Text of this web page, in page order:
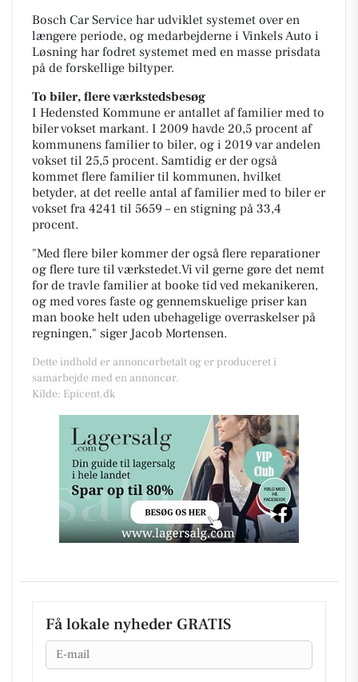
Bosch Car Service har udviklet systemet over en
længere periode, og medarbejderne i Vinkels Auto i
Løsning har fodret systemet med en masse prisdata
på de forskellige biltyper.
To biler, flere værkstedsbesøg
I Hedensted Kommune er antallet af familier med to
biler vokset markant. I 2009 havde 20,5 procent af
kommunens familier to biler, og i 2019 var andelen
vokset til 25,5 procent. Samtidig er der også
kommet flere familier til kommunen, hvilket
betyder, at det reelle antal af familier med to biler er
vokset fra 4241 til 5659 – en stigning på 33,4
procent.
"Med flere biler kommer der også flere reparationer
og flere ture til værkstedet.Vi vil gerne gøre det nemt
for de travle familier at booke tid ved mekanikeren,
og med vores faste og gennemskuelige priser kan
man booke helt uden ubehagelige overraskelser på
regningen," siger Jacob Mortensen.
Dette indhold er annoncørbetalt og er produceret i
samarbejde med en annoncør.
Kilde: Epicent.dk
Få lokale nyheder GRATIS
Email